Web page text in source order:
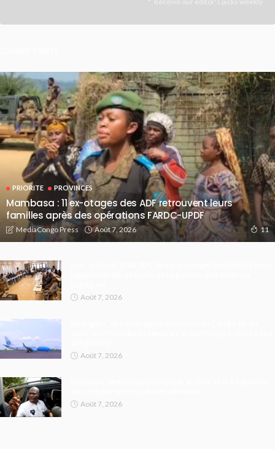
PRIORITE PROVINCES
Mambasa : 11 ex-otages des ADF retrouvent leurs
familles après des opérations FARDC-UPDF
MediaCongo Press Août 7, 2026 11
Août 7, 2026
Août 7, 2026
Août 7, 2026